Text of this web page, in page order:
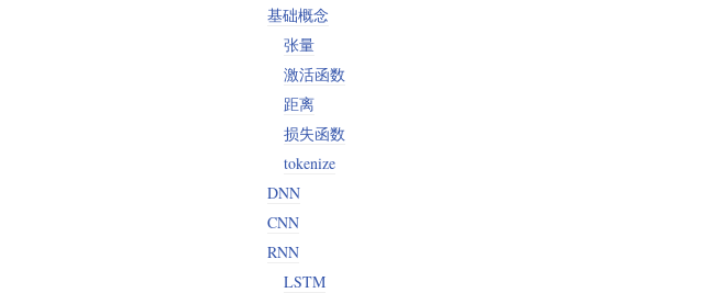
基础概念
张量
激活函数
距离
损失函数
tokenize
DNN
CNN
RNN
LSTM